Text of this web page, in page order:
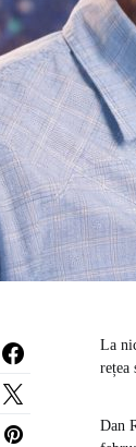
La
rețea
Dan